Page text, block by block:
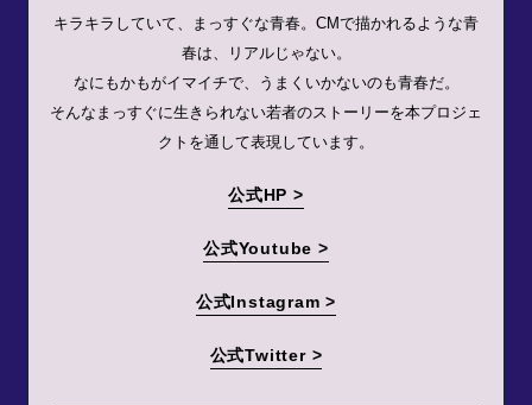
キラキラしていて、まっすぐな青春。CMで描かれるような青
春は、リアルじゃない。
なにもかもがイマイチで、うまくいかないのも青春だ。
そんなまっすぐに生きられない若者のストーリーを本プロジェ
クトを通して表現しています。
公式HP >
公式Youtube >
公式Instagram >
公式Twitter >